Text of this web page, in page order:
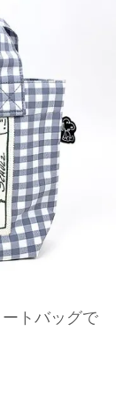
トバッグで